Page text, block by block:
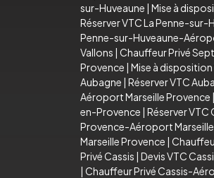
sur-Huveaune | Mise à
Réserver VTC La Penne-
Penne-sur-Huveaune-
Vallons | Chauffeur Privé
Provence | Mise à
Aubagne | Réserver VTC
Aéroport Marseille Provence |
en-Provence | Réserver
Provence-Aéroport
Marseille Provence |
Privé Cassis | Devis VTC
| Chauffeur Privé Cassis-